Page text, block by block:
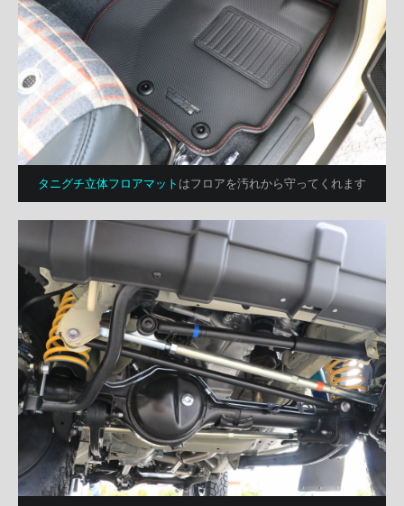
タニグチ立体フロアマット はフロアを汚れから守ってくれます